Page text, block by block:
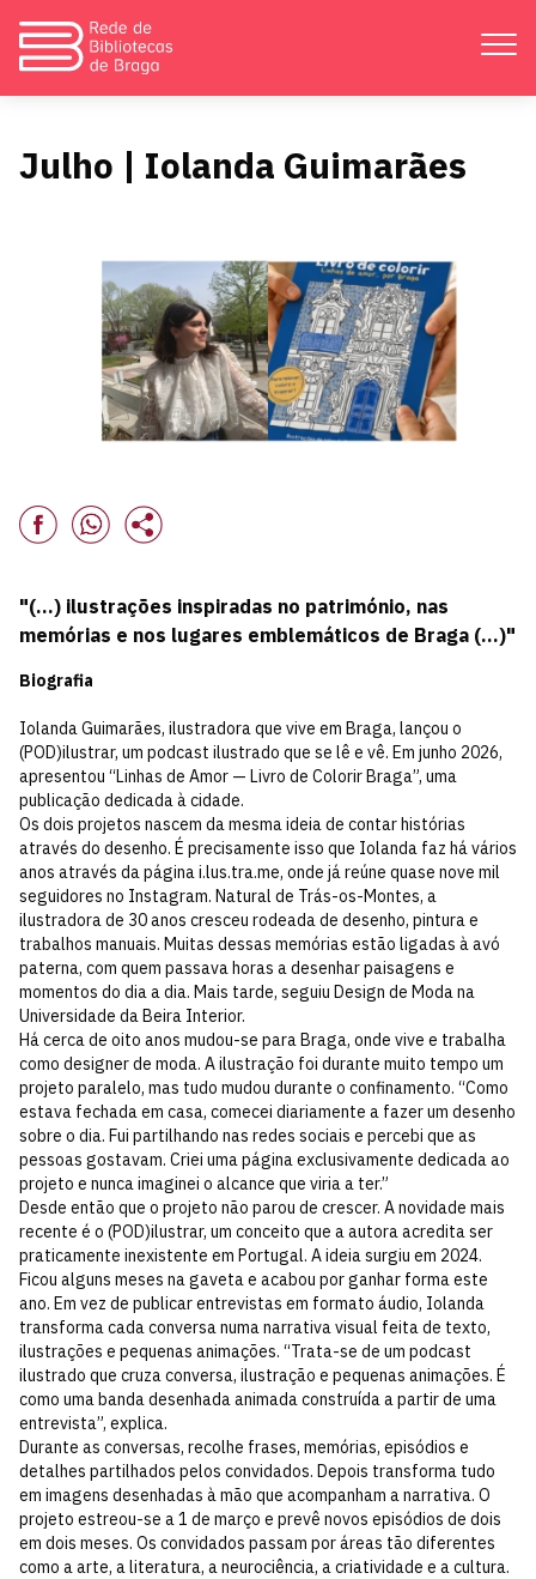
Bibliotecas
Divulgação
Catálogos
Julho | Iolanda Guimarães
"(…) ilustrações inspiradas no património, nas
memórias e nos lugares emblemáticos de Braga (…)"
Biografia
Iolanda Guimarães, ilustradora que vive em Braga, lançou o
(POD)ilustrar, um podcast ilustrado que se lê e vê. Em junho 2026,
apresentou “Linhas de Amor — Livro de Colorir Braga”, uma
publicação dedicada à cidade.
Os dois projetos nascem da mesma ideia de contar histórias
através do desenho. É precisamente isso que Iolanda faz há vários
anos através da página i.lus.tra.me, onde já reúne quase nove mil
seguidores no Instagram. Natural de Trás-os-Montes, a
ilustradora de 30 anos cresceu rodeada de desenho, pintura e
trabalhos manuais. Muitas dessas memórias estão ligadas à avó
paterna, com quem passava horas a desenhar paisagens e
momentos do dia a dia. Mais tarde, seguiu Design de Moda na
Universidade da Beira Interior.
Há cerca de oito anos mudou-se para Braga, onde vive e trabalha
como designer de moda. A ilustração foi durante muito tempo um
projeto paralelo, mas tudo mudou durante o confinamento. “Como
estava fechada em casa, comecei diariamente a fazer um desenho
sobre o dia. Fui partilhando nas redes sociais e percebi que as
pessoas gostavam. Criei uma página exclusivamente dedicada ao
projeto e nunca imaginei o alcance que viria a ter.”
Desde então que o projeto não parou de crescer. A novidade mais
recente é o (POD)ilustrar, um conceito que a autora acredita ser
praticamente inexistente em Portugal. A ideia surgiu em 2024.
Ficou alguns meses na gaveta e acabou por ganhar forma este
ano. Em vez de publicar entrevistas em formato áudio, Iolanda
transforma cada conversa numa narrativa visual feita de texto,
ilustrações e pequenas animações. “Trata-se de um podcast
ilustrado que cruza conversa, ilustração e pequenas animações. É
como uma banda desenhada animada construída a partir de uma
entrevista”, explica.
Durante as conversas, recolhe frases, memórias, episódios e
detalhes partilhados pelos convidados. Depois transforma tudo
em imagens desenhadas à mão que acompanham a narrativa. O
projeto estreou-se a 1 de março e prevê novos episódios de dois
em dois meses. Os convidados passam por áreas tão diferentes
como a arte, a literatura, a neurociência, a criatividade e a cultura.